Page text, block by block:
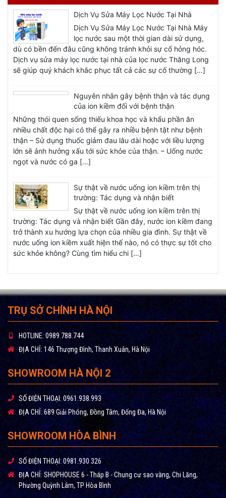
LÕI HỒNG NGOẠI XA
Phát ra các tia hồng ngoại xa khiến nước được hoạt hóa và dễ
hấp thụ vào máu hơn.
MÀNG LỌC RO
Loại bỏ hầu hết vi khuẩn, amip, asen, các ion kim loại và các
tạp chất trong nước.
Dịch Vụ Sửa Máy Lọc Nước Tại Nhà
Dịch Vụ Sửa Máy Lọc Nước Tại Nhà Máy
lọc nước sau một thời gian dài sử dụng,
dù có bền đến đâu cũng không tránh khỏi sự cố hỏng hóc.
Dịch vụ sửa máy lọc nước tại nhà của lọc nước Thăng Long
sẽ giúp quý khách khắc phục tất cả các sự cố thường […]
Nguyên nhân gây bệnh thận và tác dụng
của ion kiềm đối với bệnh thận
Những thói quen sống thiếu khoa học và khẩu phần ăn
nhiều chất độc hại có thể gây ra nhiều bệnh tật như bệnh
thận – Sử dụng thuốc giảm đau lâu dài hoặc với liều lượng
lớn sẽ ảnh hưởng xấu tới sức khỏe của thận. – Uống nước
ngọt và nước có ga […]
Sự thật về nước uống ion kiềm trên thị
trường: Tác dụng và nhận biết
Sự thật về nước uống ion kiềm trên thị
trường: Tác dụng và nhận biết Gần đây, nước ion kiềm đang
trở thành xu hướng lựa chọn của nhiều gia đình. Sự thật về
nước uống ion kiềm xuất hiện thế nào, nó có thực sự tốt cho
sức khỏe không? Cùng tìm hiểu chi […]
TRỤ SỞ CHÍNH HÀ NỘI
HOTLINE:0989.788.744
ĐỊA CHỈ:146 Thượng Đình, Thanh Xuân, Hà Nội
SHOWROOM HÀ NỘI 2
SỐ ĐIỆN THOẠI:0961.938.993
ĐỊA CHỈ:689 Giải Phóng, Đồng Tâm, Đống Đa, Hà Nội
SHOWROOM HÒA BÌNH
SỐ ĐIỆN THOẠI:0981.930.326
ĐỊA CHỈ:SHOPHOUSE 6 - Tháp B - Chung cư sao vàng, Chi Lăng,
Phường Quỳnh Lâm, TP Hòa Bình